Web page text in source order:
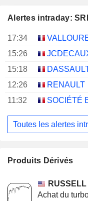
Alertes intraday:
17:34
15:26
15:18
12:26
RENAULT
11:32
SOCIÉTÉ
Toutes les alertes
Produits Dérivés
Achat du